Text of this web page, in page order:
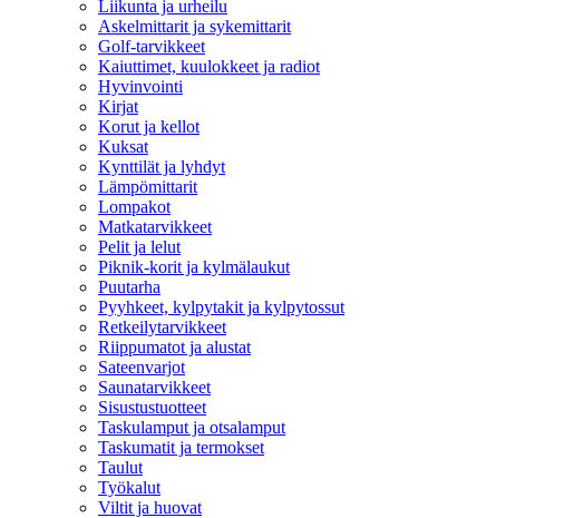
Liikunta ja urheilu
Askelmittarit ja sykemittarit
Golf-tarvikkeet
Kaiuttimet, kuulokkeet ja radiot
Hyvinvointi
Kirjat
Korut ja kellot
Kuksat
Kynttilät ja lyhdyt
Lämpömittarit
Lompakot
Matkatarvikkeet
Pelit ja lelut
Piknik-korit ja kylmälaukut
Puutarha
Pyyhkeet, kylpytakit ja kylpytossut
Retkeilytarvikkeet
Riippumatot ja alustat
Sateenvarjot
Saunatarvikkeet
Sisustustuotteet
Taskulamput ja otsalamput
Taskumatit ja termokset
Taulut
Työkalut
Viltit ja huovat